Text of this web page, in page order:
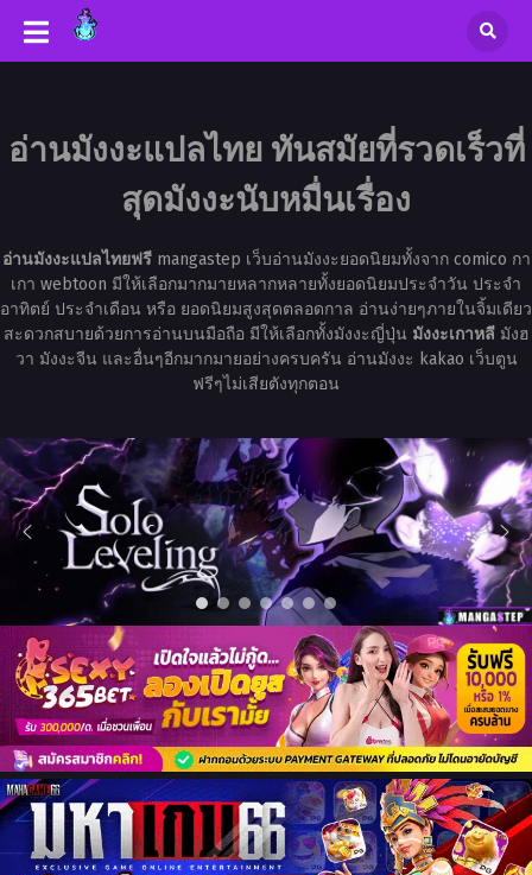
อ่านมังงะแปลไทย ทันสมัยที่รวดเร็วที่
สุดมังงะนับหมื่นเรื่อง
อ่านมังงะแปลไทยฟรีmangastep เว็บอ่านมังงะยอดนิยมทั้งจาก comico กา
เกา webtoon มีให้เลือกมากมายหลากหลายทั้งยอดนิยมประจำวัน ประจำ
อาทิตย์ ประจำเดือน หรือ ยอดนิยมสูงสุดตลอดกาล อ่านง่ายๆภายในจิ้มเดียว
สะดวกสบายด้วยการอ่านบนมือถือ มีให้เลือกทั้งมังงะญี่ปุ่น มังงะเกาหลีมังฮ
วา มังงะจีน และอื่นๆอีกมากมายอย่างครบครัน อ่านมังงะ kakao เว็บตูน
ฟรีๆไม่เสียตังทุกตอน